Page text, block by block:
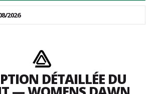
2026
DÉTAILLÉE DU